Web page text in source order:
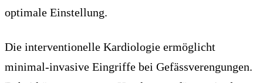
optimale Einstellung.
Die interventionelle Kardiologie ermöglicht
minimal-invasive Eingriffe bei Gefässverengungen.